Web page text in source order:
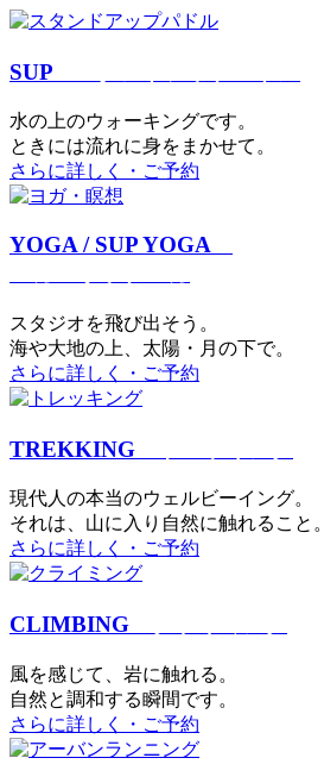
SUP
⽔の上のウォーキングです。
ときには流れに身をまかせて。
さらに詳しく・ご予約
YOGA / SUP YOGA
スタジオを⾶び出そう。
海や大地の上、太陽・⽉の下で。
さらに詳しく・ご予約
TREKKING
現代⼈の本当のウェルビーイング。
それは、⼭に⼊り⾃然に触れること。
さらに詳しく・ご予約
CLIMBING
⾵を感じて、岩に触れる。
⾃然と調和する瞬間です。
さらに詳しく・ご予約